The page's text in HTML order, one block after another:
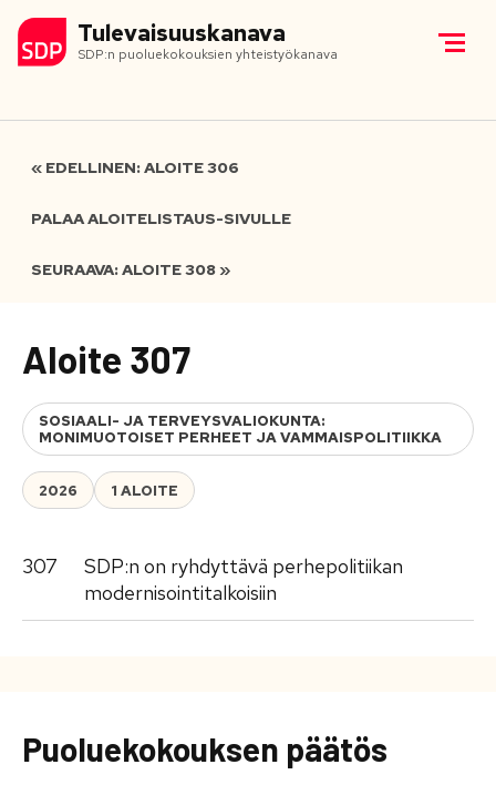
Tulevaisuuskanava
SDP:n puoluekokouksien yhteistyökanava
« EDELLINEN: ALOITE 306
PALAA ALOITELISTAUS-SIVULLE
SEURAAVA: ALOITE 308 »
Aloite 307
SOSIAALI- JA TERVEYSVALIOKUNTA:
MONIMUOTOISET PERHEET JA VAMMAISPOLITIIKKA
2026 1 ALOITE
307
SDP:n on ryhdyttävä perhepolitiikan
modernisointitalkoisiin
Puoluekokouksen päätös